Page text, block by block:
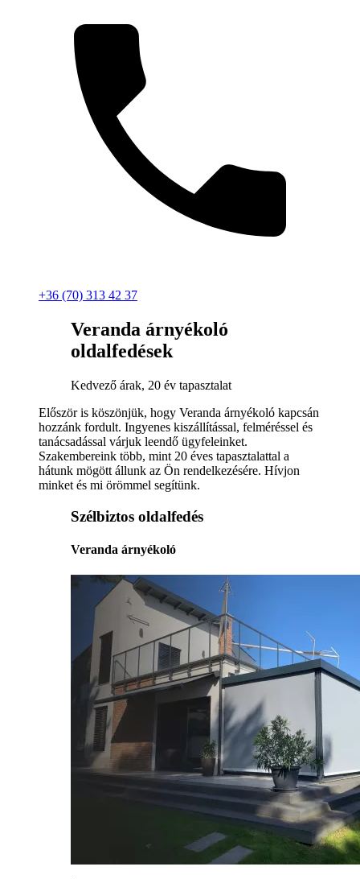
+36 (70) 313 42 37
Veranda árnyékoló
oldalfedések
Kedvező árak, 20 év tapasztalat
Először is köszönjük, hogy Veranda árnyékoló kapcsán
hozzánk fordult. Ingyenes kiszállítással, felméréssel és
tanácsadással várjuk leendő ügyfeleinket.
Szakembereink több, mint 20 éves tapasztalattal a
hátunk mögött állunk az Ön rendelkezésére. Hívjon
minket és mi örömmel segítünk.
Szélbiztos oldalfedés
Veranda árnyékoló